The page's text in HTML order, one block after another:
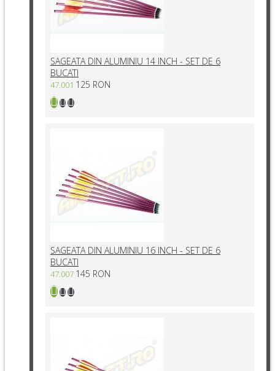
SAGEATA DIN ALUMINIU 14 INCH - SET DE 6
BUCATI
47.001 125 RON
SAGEATA DIN ALUMINIU 16 INCH - SET DE 6
BUCATI
47.007 145 RON